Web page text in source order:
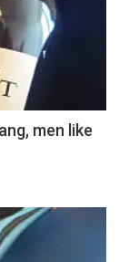
men like